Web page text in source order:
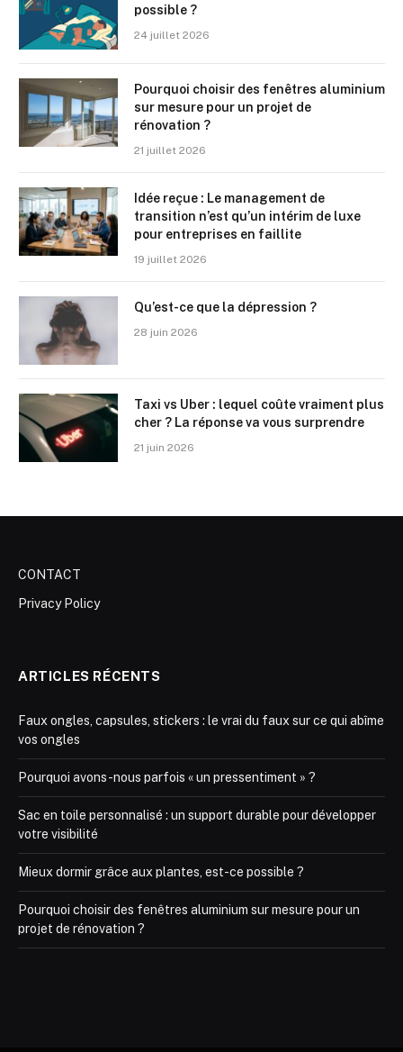
possible ?
24 juillet 2026
Pourquoi choisir des fenêtres aluminium
sur mesure pour un projet de
rénovation ?
21 juillet 2026
Idée reçue : Le management de
transition n’est qu’un intérim de luxe
pour entreprises en faillite
19 juillet 2026
Qu’est-ce que la dépression ?
28 juin 2026
Taxi vs Uber : lequel coûte vraiment plus
cher ? La réponse va vous surprendre
21 juin 2026
CONTACT
Privacy Policy
ARTICLES RÉCENTS
Faux ongles, capsules, stickers : le vrai du faux sur ce qui abîme
vos ongles
Pourquoi avons-nous parfois « un pressentiment » ?
Sac en toile personnalisé : un support durable pour développer
votre visibilité
Mieux dormir grâce aux plantes, est-ce possible ?
Pourquoi choisir des fenêtres aluminium sur mesure pour un
projet de rénovation ?